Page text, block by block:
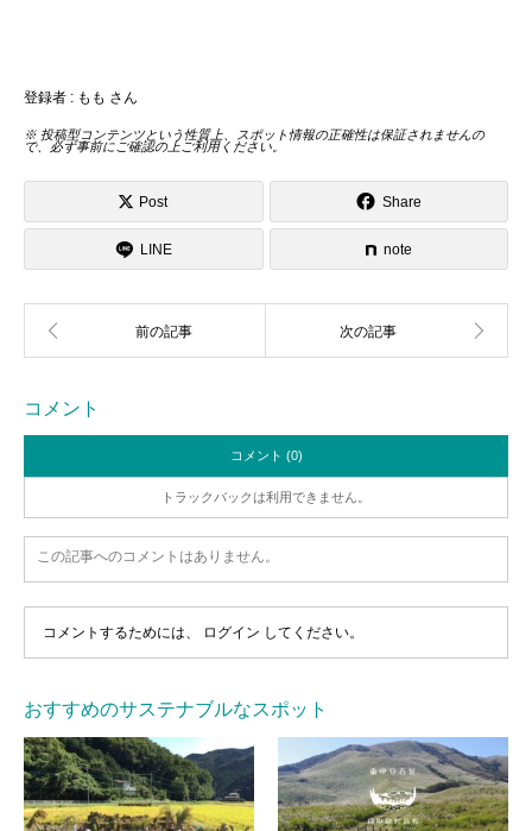
登録者 : もも さん
※ 投稿型コンテンツという性質上、スポット情報の正確性は保証されませんの
で、必ず事前にご確認の上ご利用ください。
Post Share
LINE note
コメント
コメント (0)
トラックバックは利用できません。
この記事へのコメントはありません。
コメントするためには、 ログイン してください。
おすすめのサステナブルなスポット